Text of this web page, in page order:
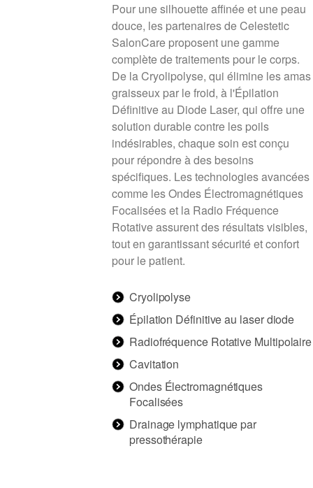
Pour une silhouette affinée et une peau
douce, les partenaires de Celestetic
SalonCare proposent une gamme
complète de traitements pour le corps.
De la Cryolipolyse, qui élimine les amas
graisseux par le froid, à l'Épilation
Définitive au Diode Laser, qui offre une
solution durable contre les poils
indésirables, chaque soin est conçu
pour répondre à des besoins
spécifiques. Les technologies avancées
comme les Ondes Électromagnétiques
Focalisées et la Radio Fréquence
Rotative assurent des résultats visibles,
tout en garantissant sécurité et confort
pour le patient.
Cryolipolyse
Épilation Définitive au laser diode
Radiofréquence Rotative Multipolaire
Cavitation
Ondes Électromagnétiques
Focalisées
Drainage lymphatique par
pressothérapie